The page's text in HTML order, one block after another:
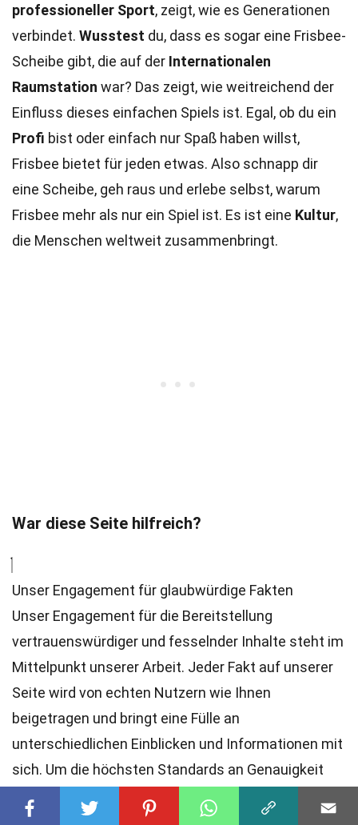
professioneller Sport, zeigt, wie es Generationen
verbindet. Wusstest du, dass es sogar eine Frisbee-
Scheibe gibt, die auf der Internationalen
Raumstation war? Das zeigt, wie weitreichend der
Einfluss dieses einfachen Spiels ist. Egal, ob du ein
Profi bist oder einfach nur Spaß haben willst,
Frisbee bietet für jeden etwas. Also schnapp dir
eine Scheibe, geh raus und erlebe selbst, warum
Frisbee mehr als nur ein Spiel ist. Es ist eine Kultur,
die Menschen weltweit zusammenbringt.
War diese Seite hilfreich?
Unser Engagement für glaubwürdige Fakten
Unser Engagement für die Bereitstellung
vertrauenswürdiger und fesselnder Inhalte steht im
Mittelpunkt unserer Arbeit. Jeder Fakt auf unserer
Seite wird von echten Nutzern wie Ihnen
beigetragen und bringt eine Fülle an
unterschiedlichen Einblicken und Informationen mit
sich. Um die höchsten Standards an Genauigkeit
unsere engagierten
Redakteure